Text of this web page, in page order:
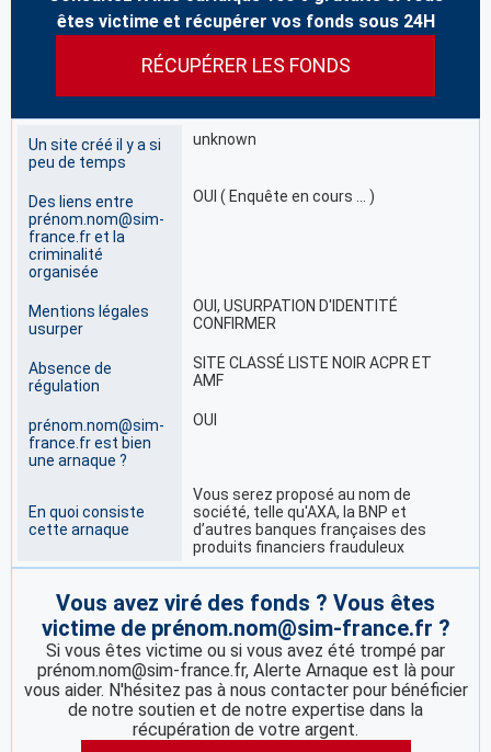
êtes victime et récupérer vos fonds sous 24H
RÉCUPÉRER LES FONDS
Un site créé il y a si
peu de temps
unknown
Des liens entre
prénom.nom@sim-
france.fr et la
criminalité
organisée
OUI ( Enquête en cours … )
Mentions légales
usurper
OUI, USURPATION D'IDENTITÉ
CONFIRMER
Absence de
régulation
SITE CLASSÉ LISTE NOIR ACPR ET
AMF
prénom.nom@sim-
france.fr est bien
une arnaque ?
OUI
En quoi consiste
cette arnaque
Vous serez proposé au nom de
société, telle qu'AXA, la BNP et
d’autres banques françaises des
produits financiers frauduleux
Vous avez viré des fonds ? Vous êtes
victime de prénom.nom@sim-france.fr ?
Si vous êtes victime ou si vous avez été trompé par
prénom.nom@sim-france.fr, Alerte Arnaque est là pour
vous aider. N'hésitez pas à nous contacter pour bénéficier
de notre soutien et de notre expertise dans la
récupération de votre argent.